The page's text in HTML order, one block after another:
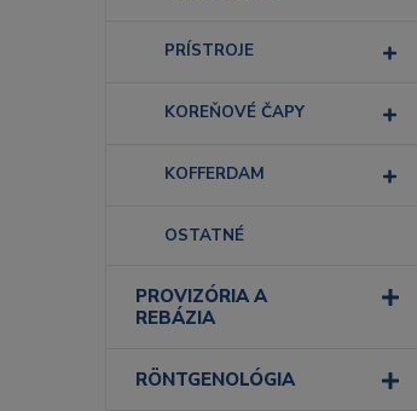
PRÍSTROJE
KOREŇOVÉ ČAPY
KOFFERDAM
OSTATNÉ
PROVIZÓRIA A
REBÁZIA
RÖNTGENOLÓGIA